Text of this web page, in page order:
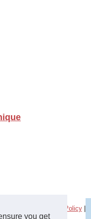
you get
Cookies Policy|